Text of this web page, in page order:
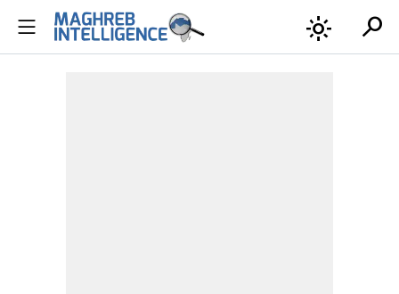
light_mode search